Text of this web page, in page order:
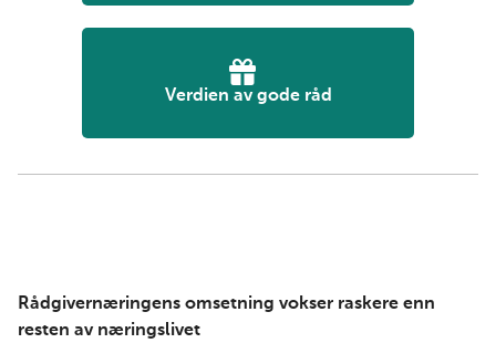
Verdien av gode råd
Rådgivernæringens omsetning vokser raskere enn
resten av næringslivet